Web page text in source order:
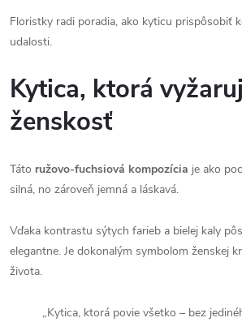
Floristky radi poradia, ako kyticu prispôsobiť
udalosti.
Kytica, ktorá
ženskosť
Táto ružovo-fuchsiová kompozícia je ako
silná, no zároveň jemná a láskavá.
Vďaka kontrastu sýtych farieb a bielej kaly
elegantne. Je dokonalým symbolom ženskej
života.
„Kytica, ktorá povie všetko – bez